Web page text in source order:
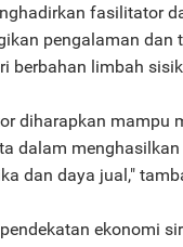
fasilitator
pengalaman dan
berbahan limbah
diharapkan mampu
dalam
dan daya jual,"
ekonomi